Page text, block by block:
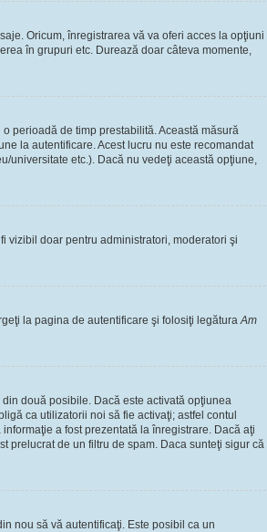
Oricum, înregistrarea vă va oferi acces la opţiuni
în grupuri etc. Durează doar câteva momente,
perioadă de timp prestabilită. Această măsură
la autentificare. Acest lucru nu este recomandat
universitate etc.). Dacă nu vedeţi această opţiune,
vizibil doar pentru administratori, moderatori şi
la pagina de autentificare şi folosiţi legăturaAm
două posibile. Dacă este activată opţiunea
ca utilizatorii noi să fie activaţi; astfel contul
a fost prezentată la înregistrare. Dacă aţi
prelucrat de un filtru de spam. Daca sunteţi sigur că
nou să vă autentificaţi. Este posibil ca un